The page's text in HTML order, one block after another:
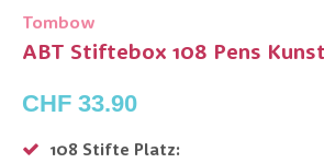
Tombow
ABT Stiftebox 108 Pens
CHF 33.90
108 Stifte Platz: